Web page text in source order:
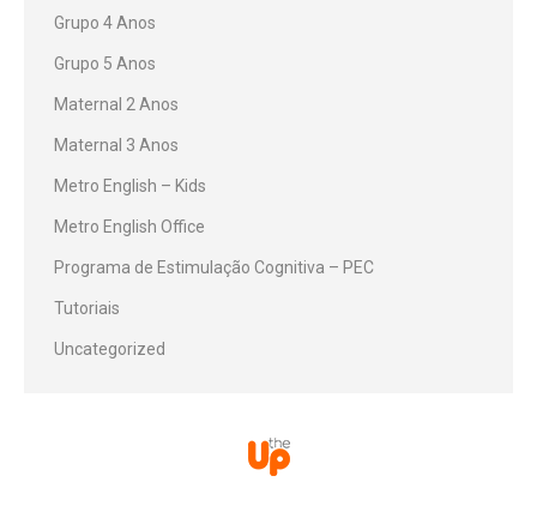
Grupo 4 Anos
Grupo 5 Anos
Maternal 2 Anos
Maternal 3 Anos
Metro English – Kids
Metro English Office
Programa de Estimulação Cognitiva – PEC
Tutoriais
Uncategorized